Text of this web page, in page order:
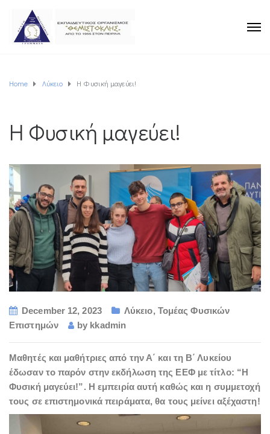
Home Λύκειο Η Φυσική μαγεύει!
Η Φυσική μαγεύει!
December 12, 2023 Λύκειο, Τομέας Φυσικών
Επιστημών
by kkadmin
Μαθητές και μαθήτριες από την Α΄ και τη Β΄ Λυκείου
έδωσαν το παρόν στην εκδήλωση της ΕΕΦ με τίτλο: “Η
Φυσική μαγεύει!”. Η εμπειρία αυτή καθώς και η συμμετοχή
τους σε επιστημονικά πειράματα, θα τους μείνει αξέχαστη!